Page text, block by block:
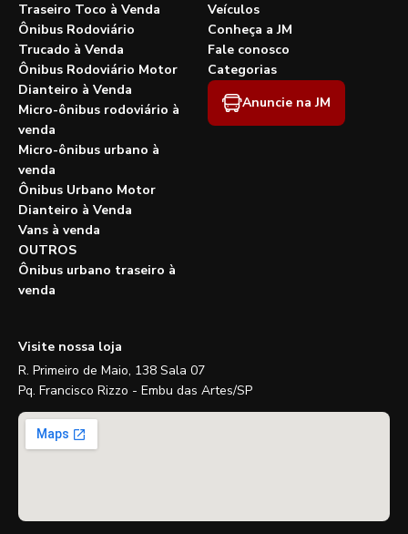
Traseiro Toco à Venda
Ônibus Rodoviário
Trucado à Venda
Ônibus Rodoviário Motor
Dianteiro à Venda
Micro-ônibus rodoviário à
venda
Micro-ônibus urbano à
venda
Ônibus Urbano Motor
Dianteiro à Venda
Vans à venda
OUTROS
Ônibus urbano traseiro à
venda
Veículos
Conheça a JM
Fale conosco
Categorias
Anuncie na JM
Visite nossa loja
R. Primeiro de Maio, 138 Sala 07
Pq. Francisco Rizzo - Embu das Artes/SP